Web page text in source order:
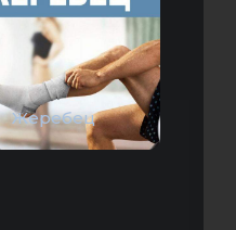
Жеребец